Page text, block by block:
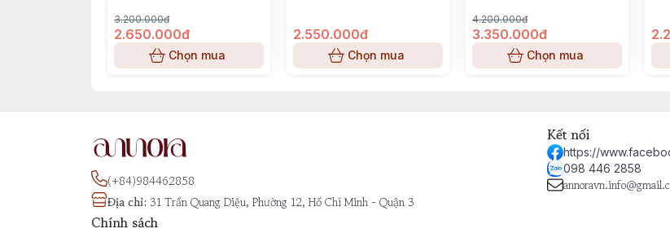
3.200.000đ
2.650.000đ
Chọn mua
2.550.000đ
Chọn mua
4.200.000đ
3.350.000đ
Chọn mua
(+84)984462858
Địa chỉ: 31 Trần Quang Diệu, Phường 12, Hồ Chí Minh - Quận 3
Kết nối
https://
098 446 2858
Chính sách